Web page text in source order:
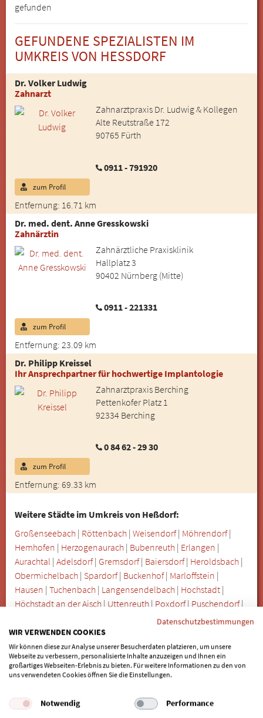
gefunden
GEFUNDENE SPEZIALISTEN IM
UMKREIS VON HESSDORF
Dr. Volker Ludwig
Zahnarzt
Zahnarztpraxis Dr. Ludwig & Kollegen
Alte Reutstraße 172
90765 Fürth
0911 - 791920
Entfernung: 16.71 km
zum Profil
Dr. med. dent. Anne Gresskowski
Zahnärztin
Zahnärztliche Praxisklinik
Hallplatz 3
90402 Nürnberg (Mitte)
0911 - 221331
Entfernung: 23.09 km
zum Profil
Dr. Philipp Kreissel
Ihr Ansprechpartner für hochwertige Implantologie
Zahnarztpraxis Berching
Pettenkofer Platz 1
92334 Berching
0 84 62 - 29 30
Entfernung: 69.33 km
zum Profil
Weitere Städte im Umkreis von Heßdorf:
Großenseebach | Röttenbach | Weisendorf| Möhrendorf|
Hemhofen | Herzogenaurach | Bubenreuth | Erlangen |
Aurachtal | Adelsdorf| Gremsdorf| Baiersdorf| Heroldsbach |
Obermichelbach | Spardorf| Buckenhof| Marloffstein |
Hausen | Tuchenbach | Langensendelbach | Hochstadt |
Höchstadt an der Aisch | Uttenreuth | Poxdorf| Puschendorf|
Hagenbüchach
SIND SIE BEHANDLER/IN UND
MÖCHTEN GELISTET WERDEN?
Allergiker" gelistet werden möchten, freuen wir uns auf Ihre
Datenschutzbestimmungen
WIR VERWENDEN COOKIES
Wir können diese zur Analyse unserer Besucherdaten platzieren, um unsere
Webseite zu verbessern, personalisierte Inhalte anzuzeigen und Ihnen ein
großartiges Webseiten-Erlebnis zu bieten. Für weitere Informationen zu den von
uns verwendeten Cookies öffnen Sie die Einstellungen.
Notwendig Performance